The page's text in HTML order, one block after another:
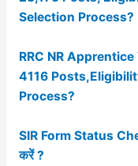
Selection Process?
RRC NR
4116
Process?
SIR Form Status
करें ?